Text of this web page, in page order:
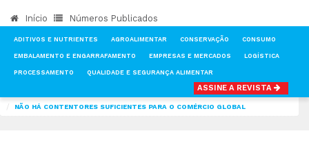
Início Números Publicados
ADITIVOS E NUTRIENTES AGROALIMENTAR CONSERVAÇÃO CONSUMO
EMBALAMENTO E ENGARRAFAMENTO EMPRESAS E MERCADOS LOGÍSTICA
PROCESSAMENTO QUALIDADE E SEGURANÇA ALIMENTAR
ASSINE A REVISTA
NÃO HÁ CONTENTORES SUFICIENTES PARA O COMÉRCIO GLOBAL